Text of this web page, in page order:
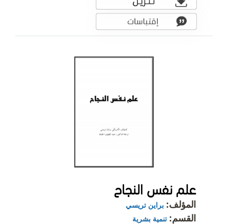
علم نفس النجاح
المؤلف: براين تريسي
القسم: تنمية بشرية